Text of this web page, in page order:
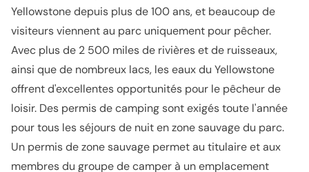
Yellowstone depuis plus de 100 ans, et beaucoup de
visiteurs viennent au parc uniquement pour pêcher.
Avec plus de 2 500 miles de rivières et de ruisseaux,
ainsi que de nombreux lacs, les eaux du Yellowstone
offrent d'excellentes opportunités pour le pêcheur de
loisir. Des permis de camping sont exigés toute l'année
pour tous les séjours de nuit en zone sauvage du parc.
Un permis de zone sauvage permet au titulaire et aux
membres du groupe de camper à un emplacement